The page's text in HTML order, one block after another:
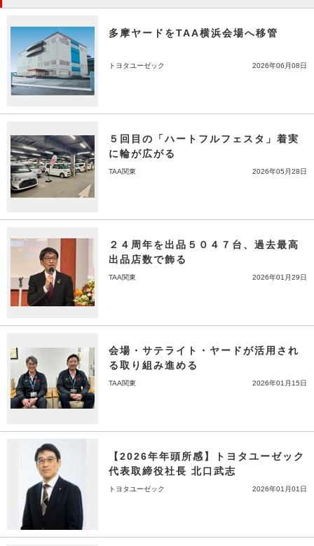
多摩ヤードをTAA横浜会場へ移管
トヨタユーゼック 2026年06月08日
５回目の「ハートフルフェスタ」着実
に輪が広がる
TAA関東 2026年05月28日
２４周年を出品５０４７台、過去最高
出品店数で飾る
TAA関東 2026年01月29日
会場・サテライト・ヤードが活用され
る取り組み進める
TAA関東 2026年01月15日
【2026年年頭所感】トヨタユーゼック
代表取締役社長 北口武志
トヨタユーゼック 2026年01月01日